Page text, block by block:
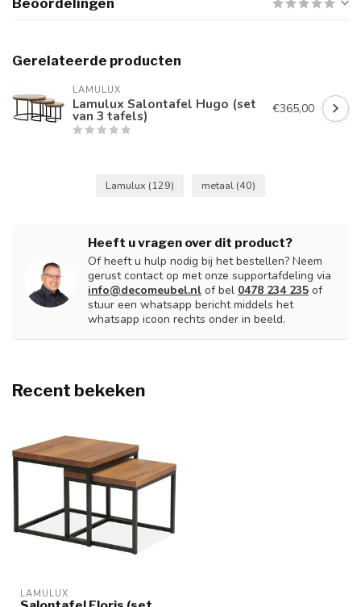
Beoordelingen
Gerelateerde producten
LAMULUX
Lamulux Salontafel Hugo (set
van 3 tafels) €365,00
Lamulux (129) metaal (40)
Heeft u vragen over dit product?
Of heeft u hulp nodig bij het bestellen? Neem
gerust contact op met onze supportafdeling via
info@decomeubel.nl of bel 0478 234 235 of
stuur een whatsapp bericht middels het
whatsapp icoon rechts onder in beeld.
Recent bekeken
LAMULUX